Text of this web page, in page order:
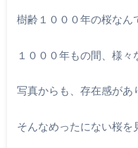
樹齢１０００年の桜なん
１０００年もの間、様々
写真からも、存在感があ
そんなめったにない桜を